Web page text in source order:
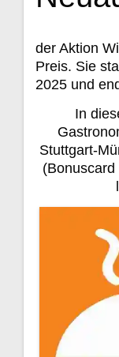
der Aktion
Preis. Sie
2025 und
In
Stuttgart-